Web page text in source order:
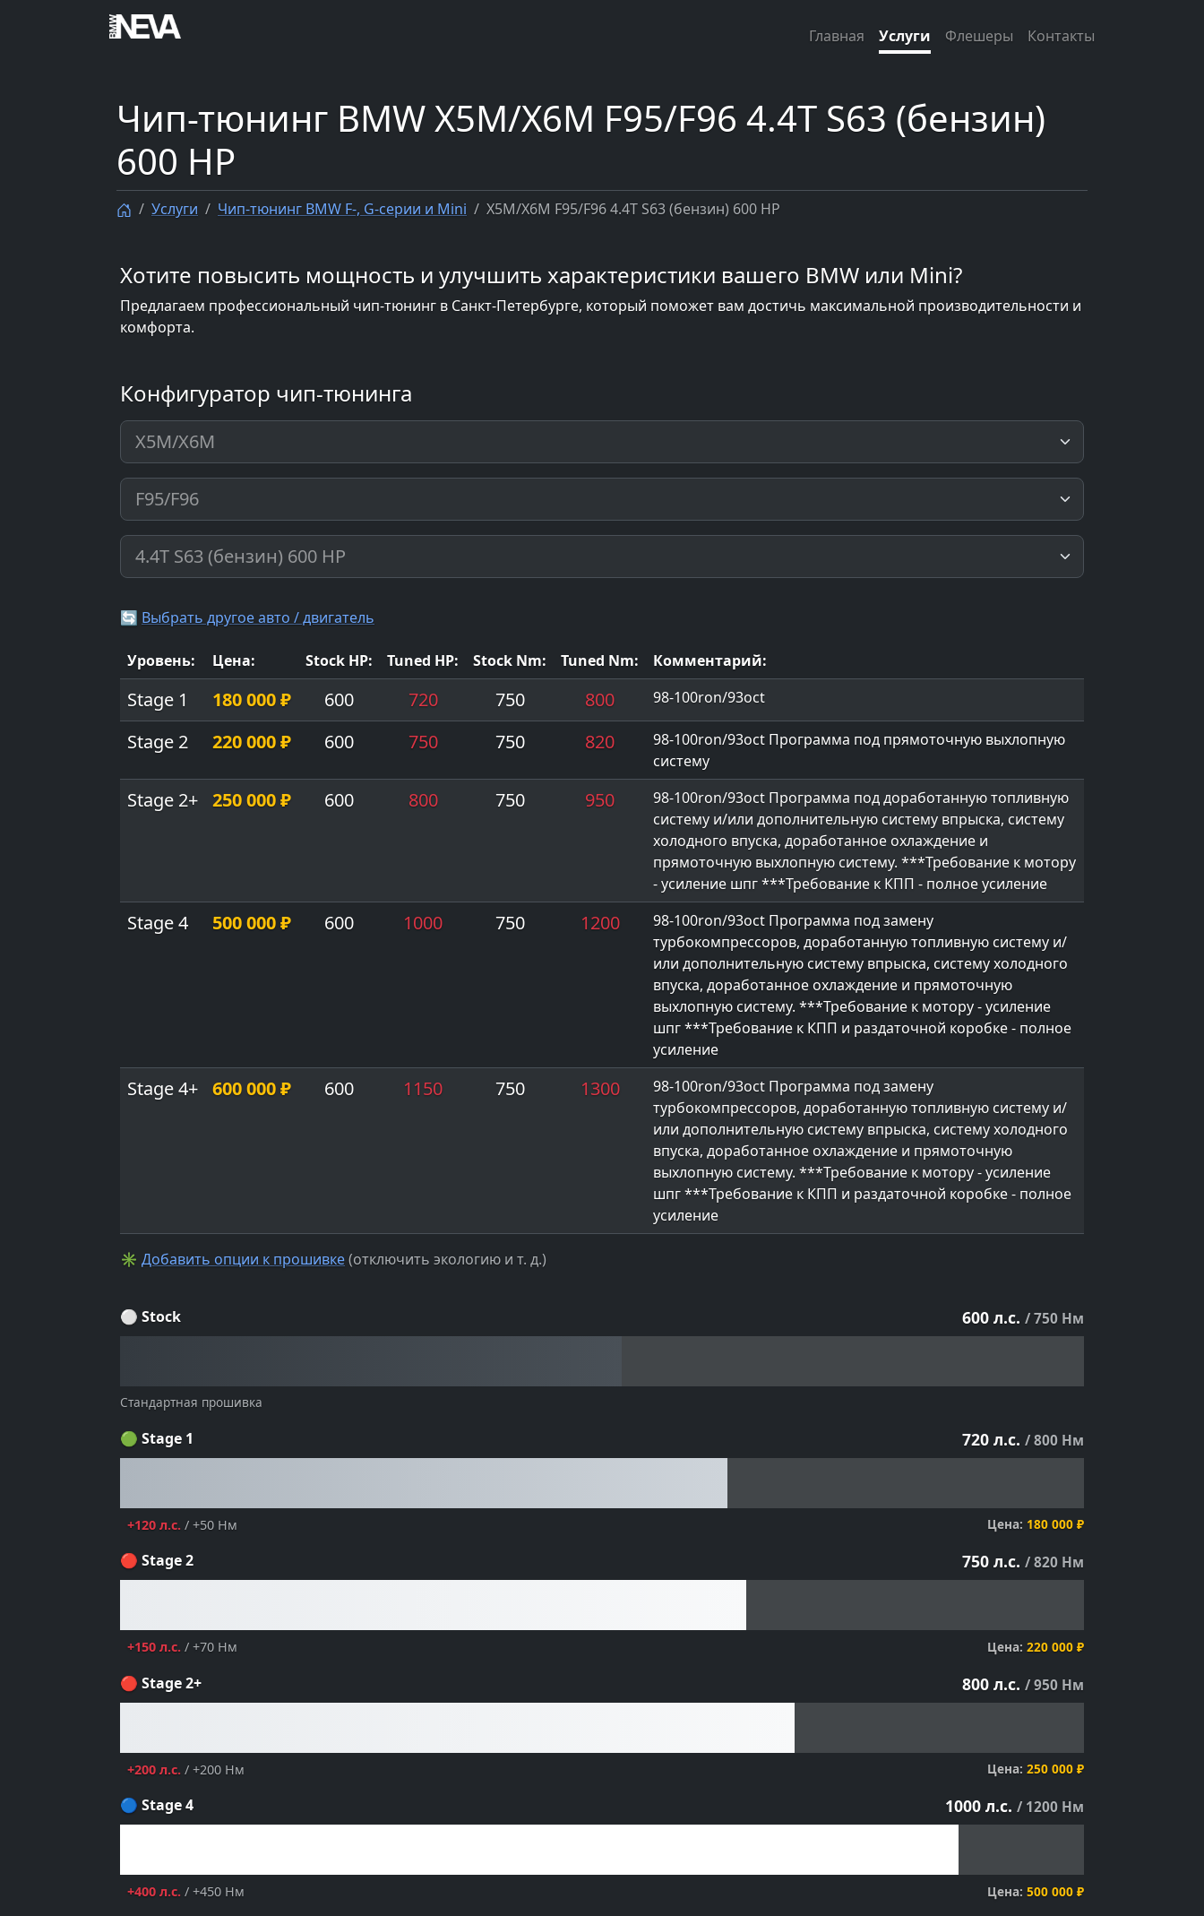
Главная Услуги Флешеры Контакты
Чип-тюнинг BMW X5M/X6M F95/F96 4.4T S63 (бензин)
600 HP
Услуги Чип-тюнинг BMW F-, G-серии и Mini X5M/X6M F95/F96 4.4T S63 (бензин) 600 HP
Хотите повысить мощность и улучшить характеристики вашего BMW или Mini?
Предлагаем профессиональный чип-тюнинг в Санкт-Петербурге, который поможет вам достичь максимальной производительности и
комфорта.
Конфигуратор чип-тюнинга
🔄 Выбрать другое авто / двигатель
Уровень: Цена: Stock HP: Tuned HP: Stock Nm: Tuned Nm: Комментарий:
Stage 1 180 000 ₽ 600 720 750 800 98-100ron/93oct
Stage 2 220 000 ₽ 600 750 750 820
98-100ron/93oct Программа под прямоточную выхлопную
систему
Stage 2+ 250 000 ₽ 600 800 750 950
98-100ron/93oct Программа под доработанную топливную
систему и/или дополнительную систему впрыска, систему
холодного впуска, доработанное охлаждение и
прямоточную выхлопную систему. ***Требование к мотору
- усиление шпг ***Требование к КПП - полное усиление
Stage 4 500 000 ₽ 600 1000 750 1200
98-100ron/93oct Программа под замену
турбокомпрессоров, доработанную топливную систему и/
или дополнительную систему впрыска, систему холодного
впуска, доработанное охлаждение и прямоточную
выхлопную систему. ***Требование к мотору - усиление
шпг ***Требование к КПП и раздаточной коробке - полное
усиление
Stage 4+ 600 000 ₽ 600 1150 750 1300
98-100ron/93oct Программа под замену
турбокомпрессоров, доработанную топливную систему и/
или дополнительную систему впрыска, систему холодного
впуска, доработанное охлаждение и прямоточную
выхлопную систему. ***Требование к мотору - усиление
шпг ***Требование к КПП и раздаточной коробке - полное
усиление
✳ Добавить опции к прошивке(отключить экологию и т. д.)
⚪ Stock 600 л.с. / 750 Нм
Стандартная прошивка
🟢 Stage 1 720 л.с. / 800 Нм
+120 л.с. / +50 Нм Цена: 180 000 ₽
🔴 Stage 2 750 л.с. / 820 Нм
+150 л.с. / +70 Нм Цена: 220 000 ₽
🔴 Stage 2+ 800 л.с. / 950 Нм
+200 л.с. / +200 Нм Цена: 250 000 ₽
🔵 Stage 4 1000 л.с. / 1200 Нм
+400 л.с. / +450 Нм Цена: 500 000 ₽